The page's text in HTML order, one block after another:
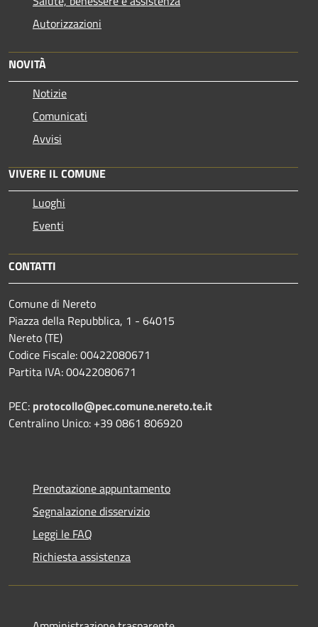
Autorizzazioni
NOVITÀ
Notizie
Comunicati
Avvisi
VIVERE IL COMUNE
Luoghi
Eventi
CONTATTI
Comune di Nereto
Piazza della Repubblica, 1 - 64015
Nereto (TE)
Codice Fiscale: 00422080671
Partita IVA: 00422080671
PEC: protocollo@pec.comune.nereto.te.it
Centralino Unico: +39 0861 806920
Prenotazione appuntamento
Segnalazione disservizio
Leggi le FAQ
Richiesta assistenza